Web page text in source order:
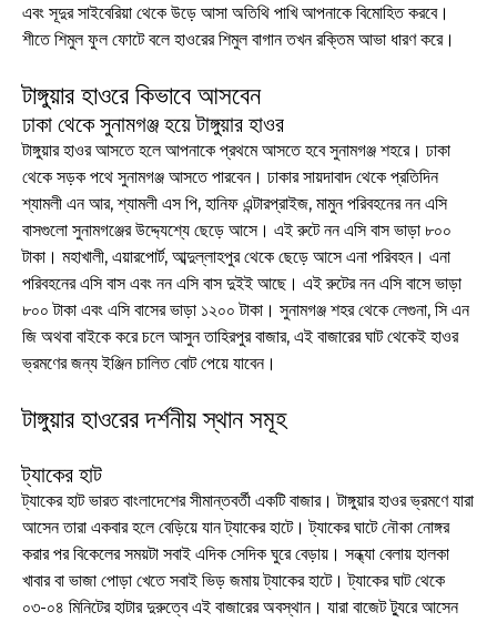
এবং সূদুর সাইবেরিয়া থেকে উড়ে আসা অতিথি পাখি আপনাকে বিমোহিত করবে।
শীতে শিমুল ফুল ফোটে বলে হাওরের শিমুল বাগান তখন রক্তিম আভা ধারণ করে।
টাঙ্গুয়ার হাওরে কিভাবে আসবেন
ঢাকা থেকে সুনামগঞ্জ হয়ে টাঙ্গুয়ার হাওর
টাঙ্গুয়ার হাওর আসতে হলে আপনাকে প্রথমে আসতে হবে সুনামগঞ্জ শহরে। ঢাকা
থেকে সড়ক পথে সুনামগঞ্জ আসতে পারবেন। ঢাকার সায়দাবাদ থেকে প্রতিদিন
শ্যামলী এন আর, শ্যামলী এস পি, হানিফ এন্টারপ্রাইজ, মামুন পরিবহনের নন এসি
বাসগুলো সুনামগঞ্জের উদ্দ্যেশ্যে ছেড়ে আসে। এই রুটে নন এসি বাস ভাড়া ৮০০
টাকা। মহাখালী, এয়ারপোর্ট, আব্দুল্লাহপুর থেকে ছেড়ে আসে এনা পরিবহন। এনা
পরিবহনের এসি বাস এবং নন এসি বাস দুইই আছে। এই রুটের নন এসি বাসে ভাড়া
৮০০ টাকা এবং এসি বাসের ভাড়া ১২০০ টাকা। সুনামগঞ্জ শহর থেকে লেগুনা, সি এন
জি অথবা বাইকে করে চলে আসুন তাহিরপুর বাজার, এই বাজারের ঘাট থেকেই হাওর
ভ্রমণের জন্য ইঞ্জিন চালিত বোট পেয়ে যাবেন।
টাঙ্গুয়ার হাওরের দর্শনীয় স্থান সমূহ
ট্যাকের হাট
ট্যাকের হাট ভারত বাংলাদেশের সীমান্তবর্তী একটি বাজার। টাঙ্গুয়ার হাওর ভ্রমণে যারা
আসেন তারা একবার হলে বেড়িয়ে যান ট্যাকের হাটে। ট্যাকের ঘাটে নৌকা নোঙ্গর
করার পর বিকেলের সময়টা সবাই এদিক সেদিক ঘুরে বেড়ায়। সন্ধ্যা বেলায় হালকা
খাবার বা ভাজা পোড়া খেতে সবাই ভিড় জমায় ট্যাকের হাটে। ট্যাকের ঘাট থেকে
০৩-০৪ মিনিটের হাটার দুরুত্বে এই বাজারের অবস্থান। যারা বাজেট ট্যুরে আসেন